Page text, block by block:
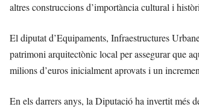
altres construccions d’importància cultural i
El diputat d’Equipaments, Infraestructures
patrimoni arquitectònic local per assegurar que
milions d’euros inicialment aprovats i un
En els darrers anys, la Diputació ha invertit més